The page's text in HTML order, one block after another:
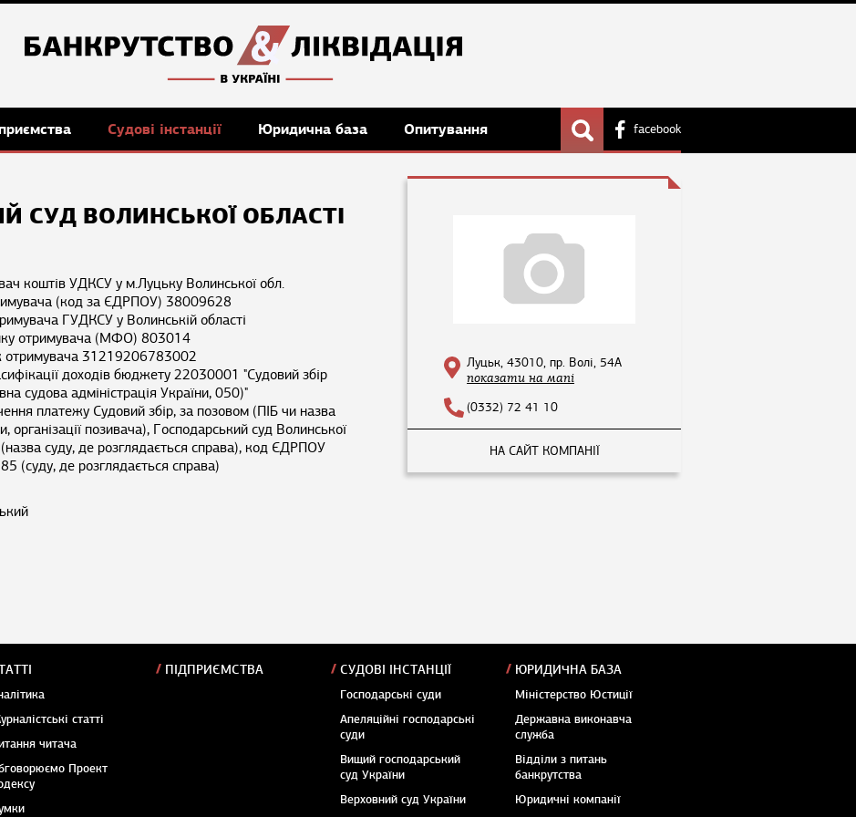
Судові інстанції Юридична база Опитування facebook
СУД ВОЛИНСЬКОЇ ОБЛАСТІ
коштів УДКСУ у м.Луцьку Волинської обл.
(код за ЄДРПОУ) 38009628
ГУДКCУ у Волинській області
отримувача (МФО) 803014
отримувача 31219206783002
доходів бюджету 22030001 "Судовий збір
судова адміністрація України, 050)"
платежу Судовий збір, за позовом (ПІБ чи назва
організації позивача), Господарський суд Волинської
(назва суду, де розглядається справа), код ЄДРПОУ
(суду, де розглядається справа)
Луцьк, 43010, пр. Волі, 54А
показати на мапі
(0332) 72 41 10
НА САЙТ КОМПАНІЇ
статті
читача
Проект
ПІДПРИЄМСТВА СУДОВІ ІНСТАНЦІЇ
Господарські суди
Апеляційні господарські
суди
Вищий господарський
суд України
Верховний суд України
ЮРИДИЧНА БАЗА
Міністерство Юстиції
Державна виконавча
служба
Відділи з питань
банкрутства
Юридичні компанії